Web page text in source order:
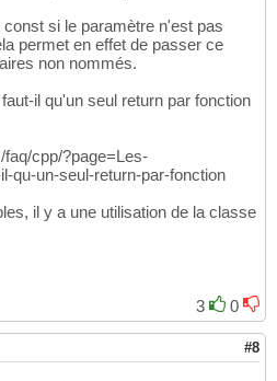
si le paramètre n'est pas
permet en effet de passer ce
non nommés.
il qu'un seul return par fonction
cpp/?page=Les-
qu-un-seul-return-par-fonction
il y a une utilisation de la classe
3
0
#8